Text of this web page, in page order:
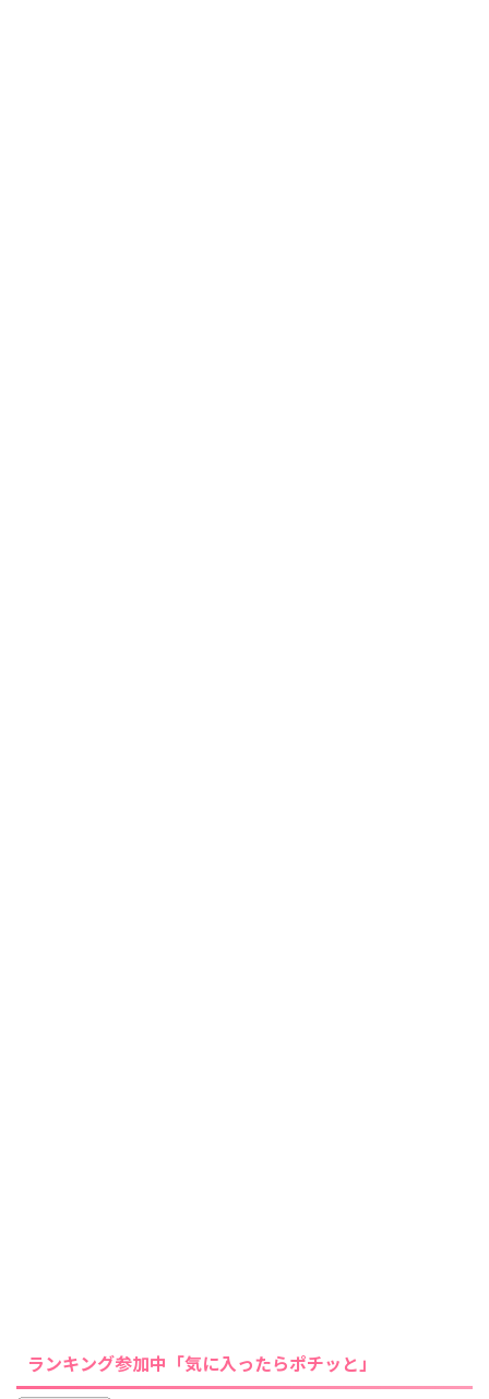
ランキング参加中「気に入ったらポチッと」